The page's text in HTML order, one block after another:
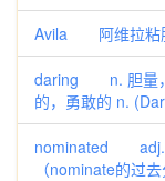
Avila 阿维拉粘
daring n. 胆量，
的，勇敢的 n.
nominated adj.
（nominate的过去